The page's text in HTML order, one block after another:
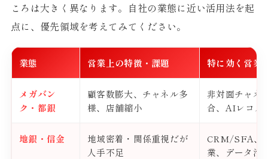
ころは大きく異なります。自社の業態に近い活用法を起
点に、優先領域を考えてみてください。
業態 営業上の特徴・課題 特に効く営業
メガバン
ク・都銀
顧客数膨大、チャネル多
様、店舗縮小
非対面チャネ
合、AIレコメ
地銀・信金
地域密着・関係重視だが
人手不足
CRM/SFA、
業、データ活